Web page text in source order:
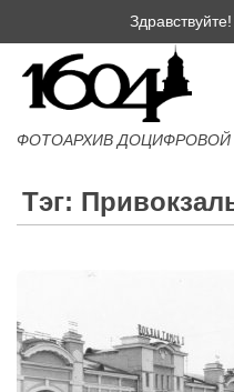
ФОТОАРХИВ
Тэг: